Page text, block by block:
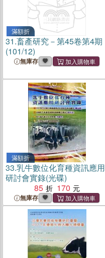
滿額折
31.畜產研究－第45卷第4期
(101/12)
無庫存
滿額折
33.乳牛數位化育種資訊應用
研討會實錄(光碟)
85
170
無庫存